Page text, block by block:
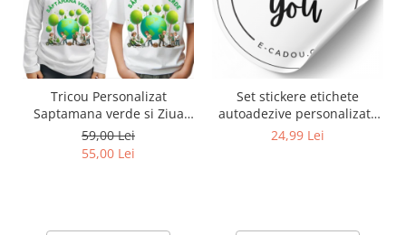
Tricou Personalizat
Saptamana verde si Ziua
Pământului material
bumbac TSV119.1
59,00 Lei
55,00 Lei
Set stickere etichete
autoadezive personalizate
Thank you
24,99 Lei